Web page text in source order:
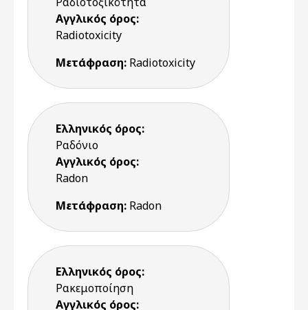
Αγγλικός όρος:
Radiotoxicity
Μετάφραση: Radiotoxicity
Ελληνικός όρος:
Ραδόνιο
Αγγλικός όρος:
Radon
Μετάφραση: Radon
Ελληνικός όρος:
Ρακεμοποίηση
Αγγλικός όρος: